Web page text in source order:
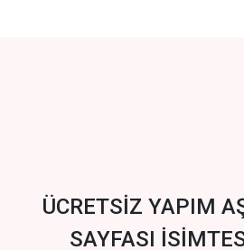
ÜCRETSİZ YAPIM
SAYFASI